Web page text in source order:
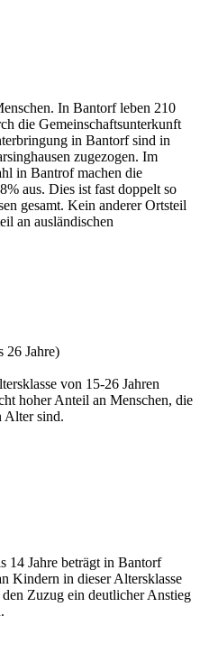
In Bantorf leben 210
die Gemeinschaftsunterkunft
in Bantorf sind in
zugezogen. Im
in Bantrof machen die
aus. Dies ist fast doppelt so
gesamt. Kein anderer Ortsteil
an ausländischen
26 Jahre)
von 15-26 Jahren
hoher Anteil an Menschen, die
Alter sind.
14 Jahre beträgt in Bantorf
Kindern in dieser Altersklasse
Zuzug ein deutlicher Anstieg